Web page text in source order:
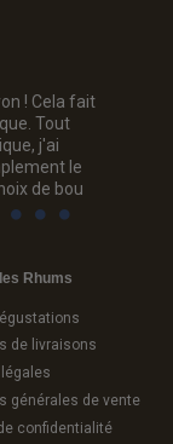
! Cela fait
Tout
j'ai
le
de bou
Rhums
de livraisons
générales de vente
confidentialité